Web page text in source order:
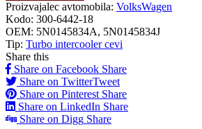
Proizvajalec avtomobila: VolksWagen
Kodo: 300-6442-18
OEM: 5N0145834A, 5N0145834J
Tip: Turbo intercooler cevi
Share this
Share on Facebook Share
Share on TwitterTweet
Share on Pinterest Share
Share on LinkedIn Share
Share on Digg Share